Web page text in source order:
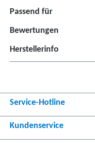
Passend für
Bewertungen
Herstellerinfo
Service-Hotline
Kundenservice